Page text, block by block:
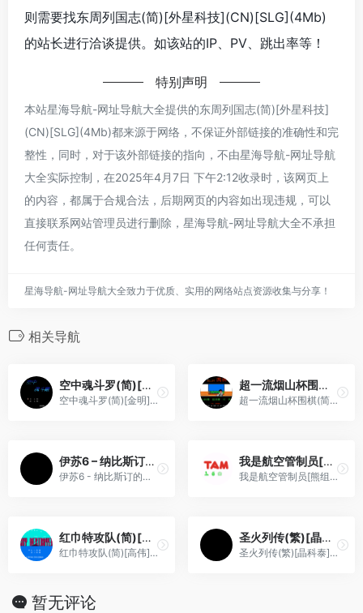
则需要找东周列国志(简)[外星科技](CN)[SLG](4Mb)
的站长进行洽谈提供。如该站的IP、PV、跳出率等！
特别声明
本站星海导航-网址导航大全提供的东周列国志(简)[外星科技]
(CN)[SLG](4Mb)都来源于网络，不保证外部链接的准确性和完
整性，同时，对于该外部链接的指向，不由星海导航-网址导航
大全实际控制，在2025年4月7日 下午2:12收录时，该网页上
的内容，都属于合规合法，后期网页的内容如出现违规，可以
直接联系网站管理员进行删除，星海导航-网址导航大全不承担
任何责任。
星海导航-网址导航大全致力于优质、实用的网络站点资源收集与分享！
相关导航
空中魂斗罗(简)[金明](JP)[STG](2Mb)
空中魂斗罗(简)[金明](JP)[STG](2Mb)
超一流烟山杯围棋(简)[烟山软件](JP)[TAB](0.5Mb)
超一流烟山杯围棋(简)[烟山软件](JP)[TAB](0.5Mb)
伊苏6 – 纳比斯订的方舟(简)[晶科泰](CN)[RPG](8Mb)
伊苏6 - 纳比斯订的方舟(简)[晶科泰](CN)[RPG](8Mb)
我是航空管制员[熊组](简)(JP)(64Mb)
我是航空管制员[熊组](简)(JP)(64Mb)
红巾特攻队(简)[高伟](JP)[STG](0.18Mb)
红巾特攻队(简)[高伟](JP)[STG](0.18Mb)
圣火列传(繁)[晶科泰](CN)[RPG](2Mb)
圣火列传(繁)[晶科泰](CN)[RPG](2Mb)
暂无评论